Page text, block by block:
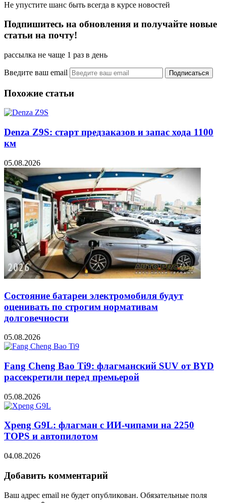
Не упустите шанс быть всегда в курсе новостей
Подпишитесь на обновления и получайте новые
статьи на почту!
рассылка не чаще 1 раз в день
Введите ваш email
Похожие статьи
Denza Z9S: старт предзаказов и запас хода 1100
км
05.08.2026
Состояние батареи электромобиля будут
оценивать по строгим нормативам
долговечности
05.08.2026
Fang Cheng Bao Ti9: флагманский SUV от BYD
рассекретили перед премьерой
05.08.2026
Xpeng G9L: флагман с ИИ-чипами на 2250
TOPS и автопилотом
04.08.2026
Добавить комментарий
Ваш адрес email не будет опубликован. Обязательные поля